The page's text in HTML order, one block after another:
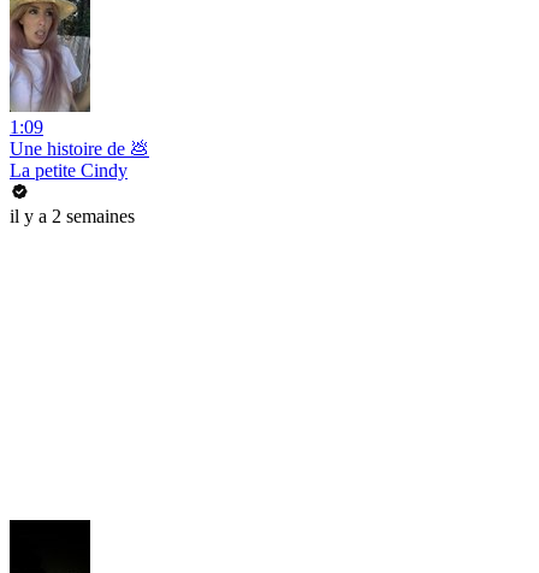
1:09
Une histoire de 💩
La petite Cindy
il y a 2 semaines